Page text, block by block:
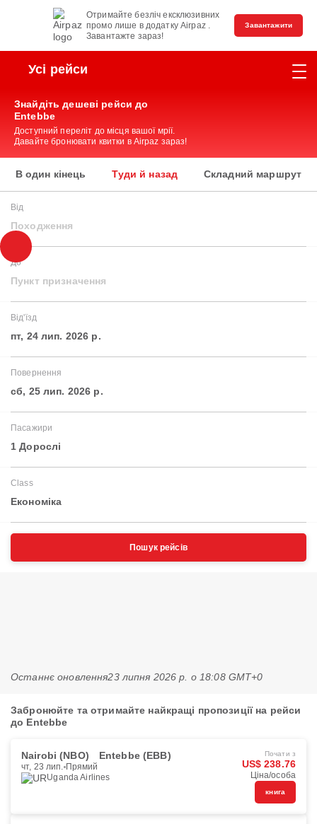
Отримайте безліч ексклюзивних
промо лише в додатку Airpaz .
Завантажте зараз!
Завантажити
Усі рейси
Знайдіть дешеві рейси до
Entebbe
Доступний переліт до місця вашої мрії.
Давайте бронювати квитки в Airpaz зараз!
В один кінець Туди й назад Складний маршрут
Від
Походження
До
Пункт призначення
Від'їзд
пт, 24 лип. 2026 р.
Повернення
сб, 25 лип. 2026 р.
Пасажири
1 Дорослі
Class
Економіка
Пошук рейсів
Останнє оновлення23 липня 2026 р. о 18:08 GMT+0
Забронюйте та отримайте найкращі пропозиції на рейси
до Entebbe
Nairobi (NBO) Entebbe (EBB)
чт, 23 лип. Прямий
Uganda Airlines
Почати з
US$ 238.76
Ціна/особа
книга